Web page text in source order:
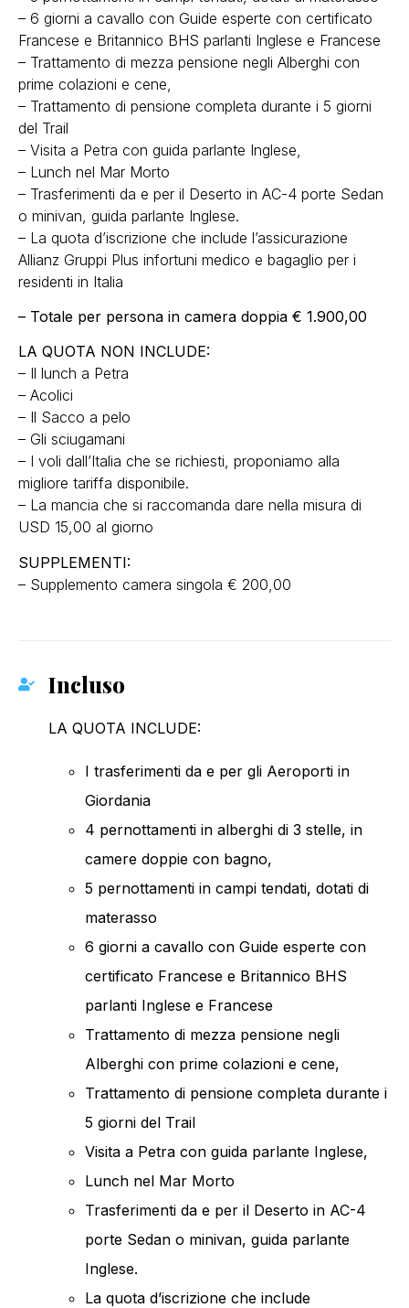
– 6 giorni a cavallo con Guide esperte con certificato
Francese e Britannico BHS parlanti Inglese e Francese
– Trattamento di mezza pensione negli Alberghi con
prime colazioni e cene,
– Trattamento di pensione completa durante i 5 giorni
del Trail
– Visita a Petra con guida parlante Inglese,
– Lunch nel Mar Morto
– Trasferimenti da e per il Deserto in AC-4 porte Sedan
o minivan, guida parlante Inglese.
– La quota d’iscrizione che include l’assicurazione
Allianz Gruppi Plus infortuni medico e bagaglio per i
residenti in Italia
– Totale per persona in camera doppia € 1.900,00
LA QUOTA NON INCLUDE:
– Il lunch a Petra
– Acolici
– Il Sacco a pelo
– Gli sciugamani
– I voli dall’Italia che se richiesti, proponiamo alla
migliore tariffa disponibile.
– La mancia che si raccomanda dare nella misura di
USD 15,00 al giorno
SUPPLEMENTI:
– Supplemento camera singola € 200,00
Incluso
LA QUOTA INCLUDE:
I trasferimenti da e per gli Aeroporti in
Giordania
4 pernottamenti in alberghi di 3 stelle, in
camere doppie con bagno,
5 pernottamenti in campi tendati, dotati di
materasso
6 giorni a cavallo con Guide esperte con
certificato Francese e Britannico BHS
parlanti Inglese e Francese
Trattamento di mezza pensione negli
Alberghi con prime colazioni e cene,
Trattamento di pensione completa durante i
5 giorni del Trail
Visita a Petra con guida parlante Inglese,
Lunch nel Mar Morto
Trasferimenti da e per il Deserto in AC-4
porte Sedan o minivan, guida parlante
Inglese.
La quota d’iscrizione che include